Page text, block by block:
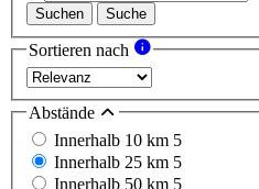
Suchen Suche
Sortieren nach
Abstände
Innerhalb 10 km 5
Innerhalb 25 km 5
Innerhalb 50 km 5